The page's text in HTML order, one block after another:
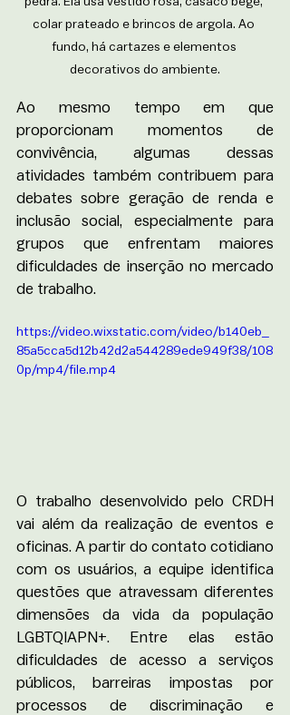
colar prateado e brincos de argola. Ao
fundo, há cartazes e elementos
decorativos do ambiente.
Ao mesmo tempo em que
proporcionam momentos de
convivência, algumas dessas
atividades também contribuem para
debates sobre geração de renda e
inclusão social, especialmente para
grupos que enfrentam maiores
dificuldades de inserção no mercado
de trabalho.
https://video.wixstatic.com/video/b140eb_
85a5cca5d12b42d2a544289ede949f38/108
0p/mp4/file.mp4
O trabalho desenvolvido pelo CRDH
vai além da realização de eventos e
oficinas. A partir do contato cotidiano
com os usuários, a equipe identifica
questões que atravessam diferentes
dimensões da vida da população
LGBTQIAPN+. Entre elas estão
dificuldades de acesso a serviços
públicos, barreiras impostas por
processos de discriminação e